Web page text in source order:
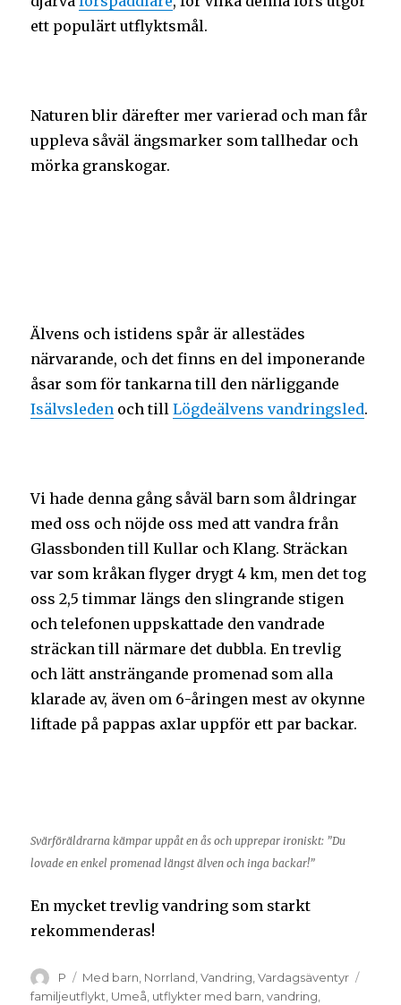
ett populärt utflyktsmål.
Naturen blir därefter mer varierad och man får
uppleva såväl ängsmarker som tallhedar och
mörka granskogar.
Älvens och istidens spår är allestädes
närvarande, och det finns en del imponerande
åsar som för tankarna till den närliggande
Isälvsleden och tillLögdeälvens vandringsled.
Vi hade denna gång såväl barn som åldringar
med oss och nöjde oss med att vandra från
Glassbonden till Kullar och Klang. Sträckan
var som kråkan flyger drygt 4 km, men det tog
oss 2,5 timmar längs den slingrande stigen
och telefonen uppskattade den vandrade
sträckan till närmare det dubbla. En trevlig
och lätt ansträngande promenad som alla
klarade av, även om 6-åringen mest av okynne
liftade på pappas axlar uppför ett par backar.
Svärföräldrarna kämpar uppåt en ås och upprepar ironiskt: ”Du
lovade en enkel promenad längst älven och inga backar!”
En mycket trevlig vandring som starkt
rekommenderas!
P Med barn Norrland ,Vandring ,Vardagsäventyr
familjeutflykt Umeå utflykter med barn ,vandring